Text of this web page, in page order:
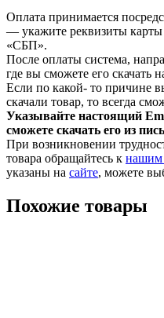
Оплата принимается
— укажите реквизиты карты
«СБП».
После оплаты система,
где вы сможете его скачать
Если по какой- то причине
скачали товар, то всегда
Указывайте настоящий
сможете скачать его из
При возникновении
товара обращайтесь к нашим
указаны на сайте, можете
Похожие товары